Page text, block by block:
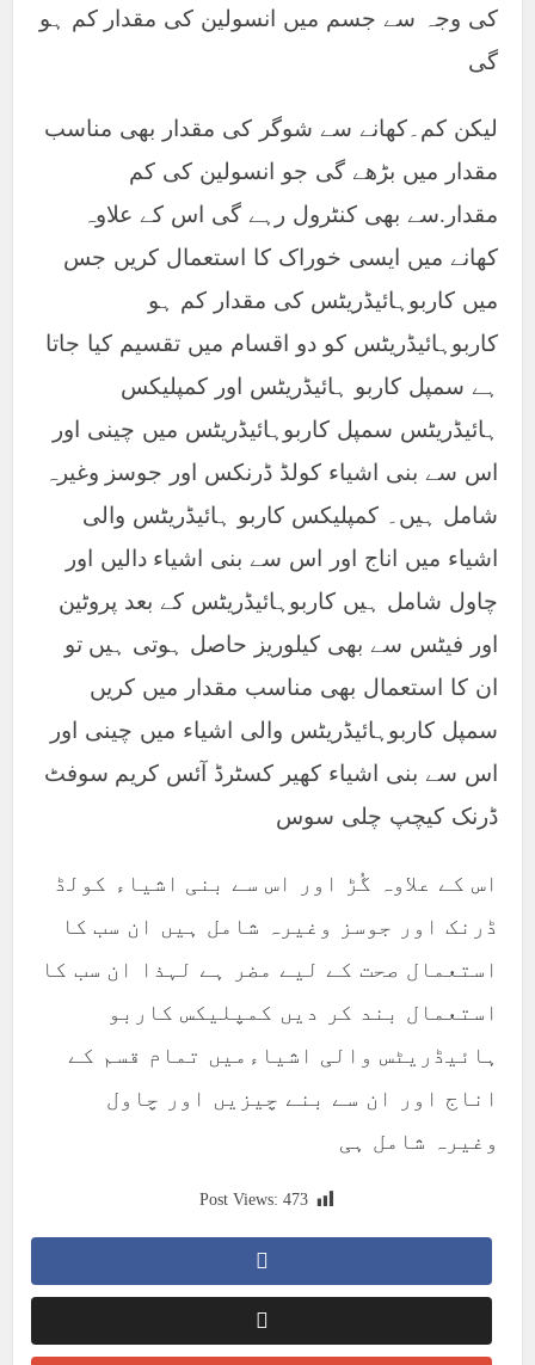
کی وجہ سے جسم میں انسولین کی مقدار کم ہو
گی
لیکن کم۔کھانے سے شوگر کی مقدار بھی مناسب
مقدار میں بڑھے گی جو انسولین کی کم
مقدار.سے بھی کنٹرول رہے گی اس کے علاوہ
کھانے میں ایسی خوراک کا استعمال کریں جس
میں کاربوہائیڈریٹس کی مقدار کم ہو
کاربوہائیڈریٹس کو دو اقسام میں تقسیم کیا جاتا
ہے سمپل کاربو ہائیڈریٹس اور کمپلیکس
ہائیڈریٹس سمپل کاربوہائیڈریٹس میں چینی اور
اس سے بنی اشیاء کولڈ ڈرنکس اور جوسز وغیرہ
شامل ہیں۔ کمپلیکس کاربو ہائیڈریٹس والی
اشیاء میں اناج اور اس سے بنی اشیاء دالیں اور
چاول شامل ہیں کاربوہائیڈریٹس کے بعد پروٹین
اور فیٹس سے بھی کیلوریز حاصل ہوتی ہیں تو
ان کا استعمال بھی مناسب مقدار میں کریں
سمپل کاربوہائیڈریٹس والی اشیاء میں چینی اور
اس سے بنی اشیاء کھیر کسٹرڈ آئس کریم سوفٹ
ڈرنک کیچپ چلی سوس
اس کے علاوہ گُڑ اور اس سے بنی اشیاء کولڈ
ڈرنک اور جوسز وغیرہ شامل ہیں ان سب کا
استعمال صحت کے لیے مضر ہے لہذا ان سب کا
استعمال بند کر دیں کمپلیکس کاربو
ہائیڈریٹس والی اشیاءمیں تمام قسم کے
اناج اور ان سے بنے چیزیں اور چاول
وغیرہ شامل ہی
Post Views: 473